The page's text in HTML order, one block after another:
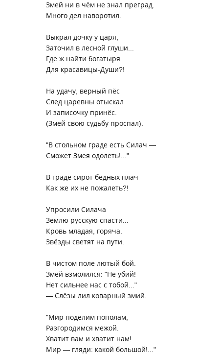
Змей ни в чём не знал преград.
Много дел наворотил.
Выкрал дочку у царя,
Заточил в лесной глуши...
Где ж найти богатыря
Для красавицы-Души?!
На удачу, верный пёс
След царевны отыскал
И записочку принёс.
(Змей свою судьбу проспал).
"В стольном граде есть Силач —
Сможет Змея одолеть!..."
В граде сирот бедных плач
Как же их не пожалеть?!
Упросили Силача
Землю русскую спасти...
Кровь младая, горяча.
Звёзды светят на пути.
В чистом поле лютый бой.
Змей взмолился: "Не убий!
Нет сильнее нас с тобой..."
— Слёзы лил коварный змий.
"Мир поделим пополам,
Разгородимся межой.
Хватит вам и хватит нам!
Мир — гляди: какой большой!..."